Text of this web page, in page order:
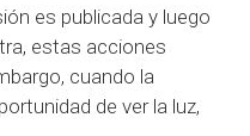
es publicada y luego
estas acciones
cuando la
de ver la luz,